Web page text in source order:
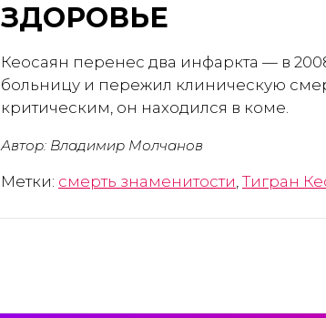
ЗДОРОВЬЕ
Кеосаян перенес два инфаркта — в
больницу и пережил клиническую
критическим, он находился в коме.
Автор: Владимир Молчанов
Метки: смерть знаменитости,Тигран